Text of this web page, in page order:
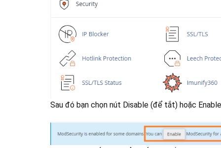
Sau đó bạn chọn nút Disable (để tắt) hoặc